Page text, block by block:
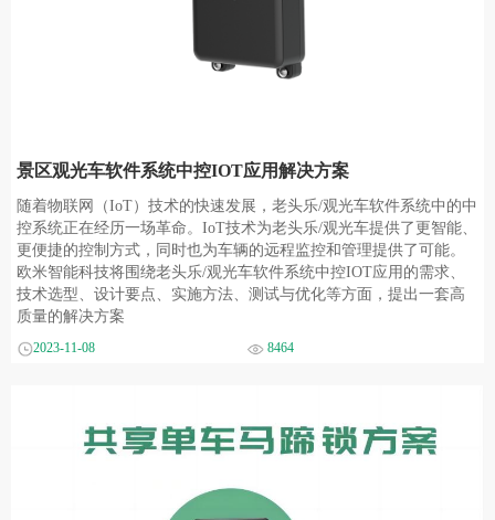
景区观光车软件系统中控IOT应用解决方案
随着物联网（IoT）技术的快速发展，老头乐/观光车软件系统中的中
控系统正在经历一场革命。IoT技术为老头乐/观光车提供了更智能、
更便捷的控制方式，同时也为车辆的远程监控和管理提供了可能。
欧米智能科技将围绕老头乐/观光车软件系统中控IOT应用的需求、
技术选型、设计要点、实施方法、测试与优化等方面，提出一套高
质量的解决方案
2023-11-08 8464